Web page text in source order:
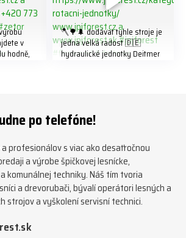
v
hodně,
🪓🌳🌲 dodávat tyhle stroje je
jedna velká radost 🇩🇪
hydraulické jednotky Deitmer
#firewood #deitmer
po telefóne!
profesionálov s viac ako desaťročnou
a výrobe špičkovej lesnícke,
komunálnej techniky. Náš tím tvoria
a drevorubači, bývalí operátori lesných a
strojov a vyškolení servisní technici.